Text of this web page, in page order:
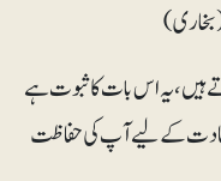
یہ اس بات کا ثبوت ہے
کے لیے آپ کی حفاظت